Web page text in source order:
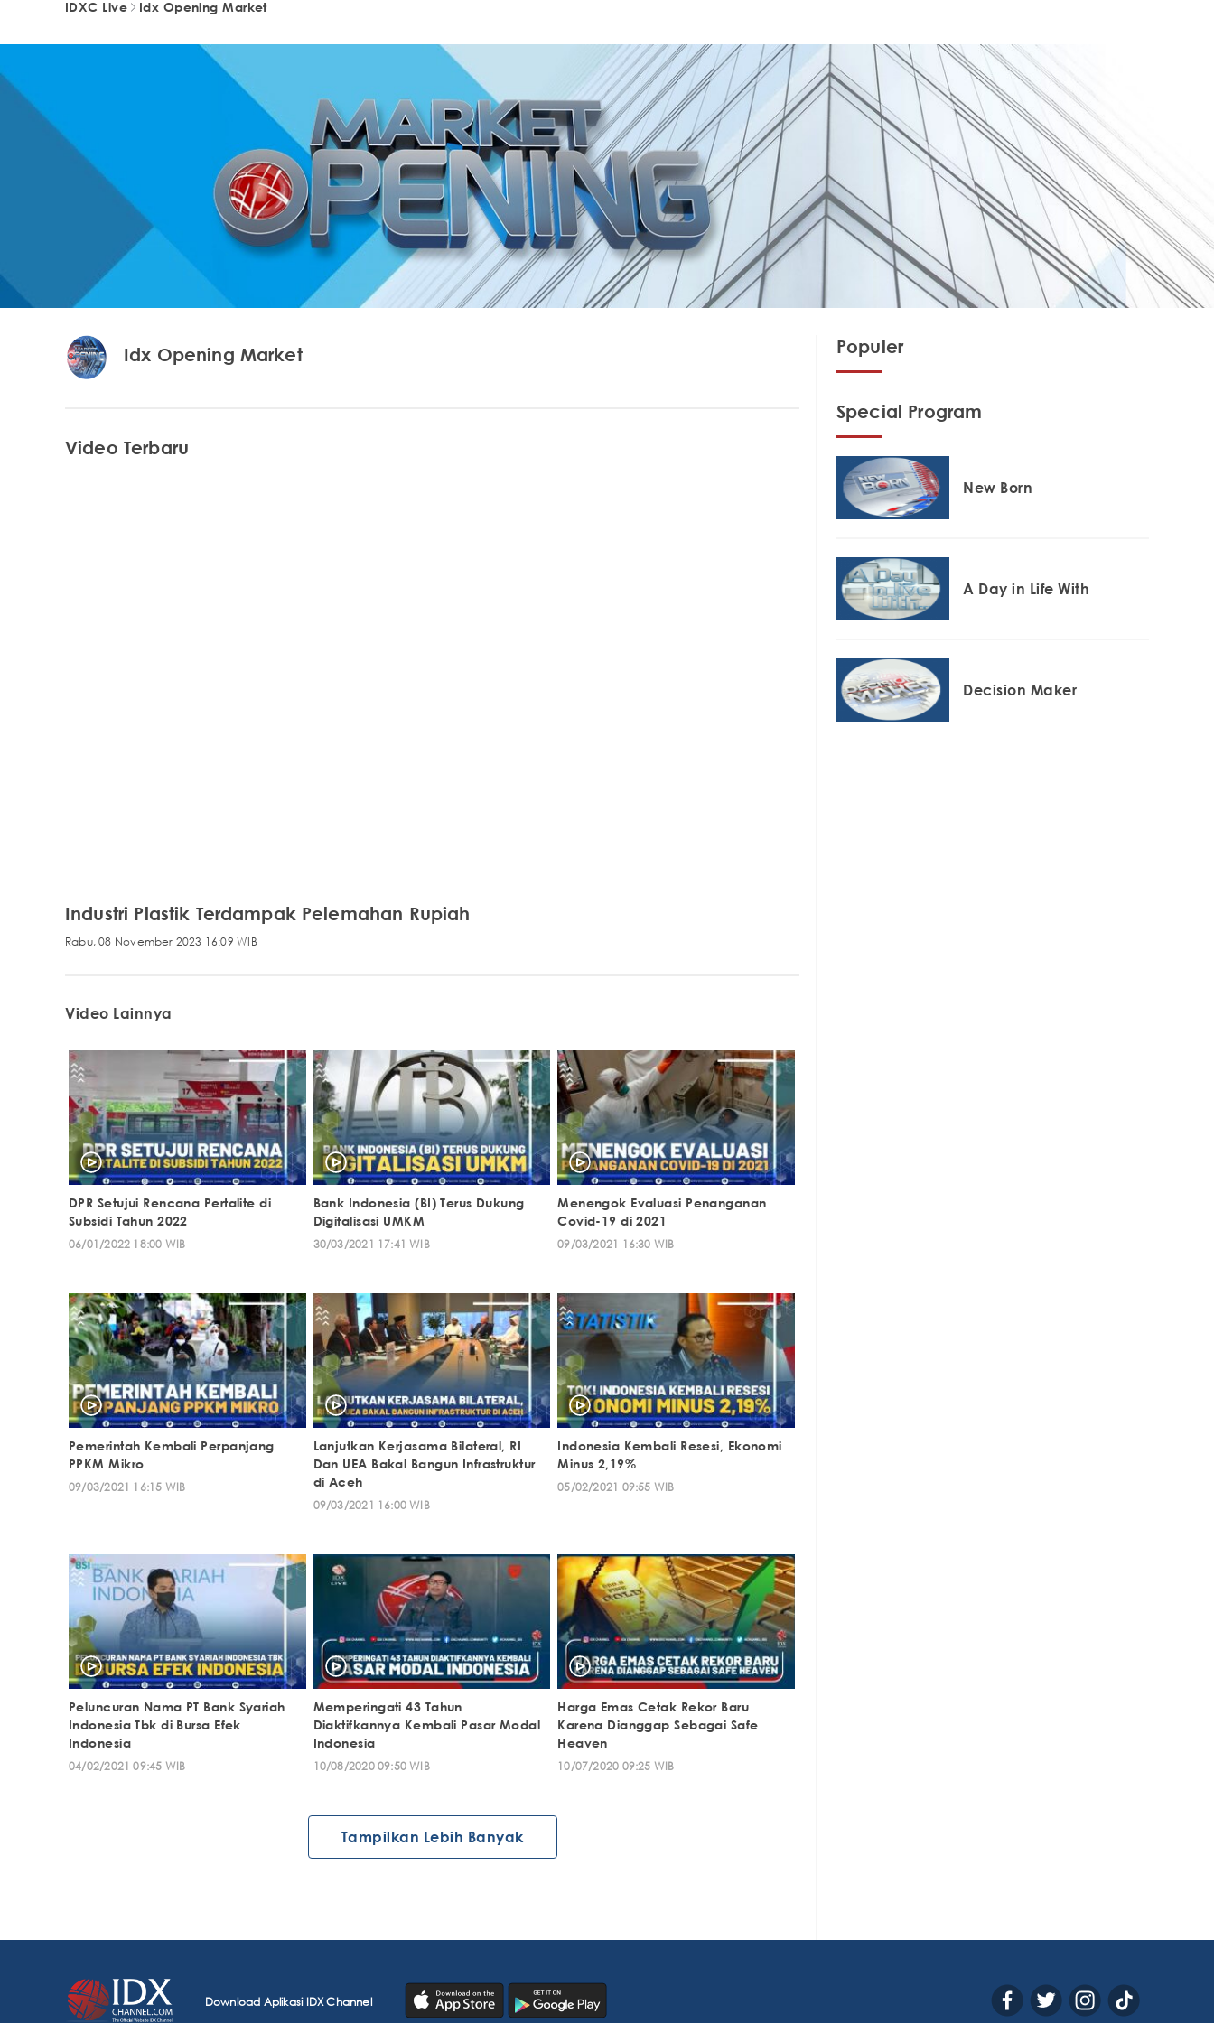
IDXC Live Idx Opening Market
Idx Opening Market
Video Terbaru
Industri Plastik Terdampak Pelemahan Rupiah
Rabu, 08 November 2023 16:09 WIB
Video Lainnya
DPR Setujui Rencana Pertalite di
Subsidi Tahun 2022
06/01/2022 18:00 WIB
Bank Indonesia (BI) Terus Dukung
Digitalisasi UMKM
30/03/2021 17:41 WIB
Menengok Evaluasi Penanganan
Covid-19 di 2021
09/03/2021 16:30 WIB
Pemerintah Kembali Perpanjang
PPKM Mikro
09/03/2021 16:15 WIB
Lanjutkan Kerjasama Bilateral, RI
Dan UEA Bakal Bangun Infrastruktur
di Aceh
09/03/2021 16:00 WIB
Indonesia Kembali Resesi, Ekonomi
Minus 2,19%
05/02/2021 09:55 WIB
Peluncuran Nama PT Bank Syariah
Indonesia Tbk di Bursa Efek
Indonesia
04/02/2021 09:45 WIB
Memperingati 43 Tahun
Diaktifkannya Kembali Pasar Modal
Indonesia
10/08/2020 09:50 WIB
Harga Emas Cetak Rekor Baru
Karena Dianggap Sebagai Safe
Heaven
10/07/2020 09:25 WIB
Tampilkan Lebih Banyak
Populer
Special Program
New Born
A Day in Life With
Decision Maker
Download Aplikasi IDX Channel